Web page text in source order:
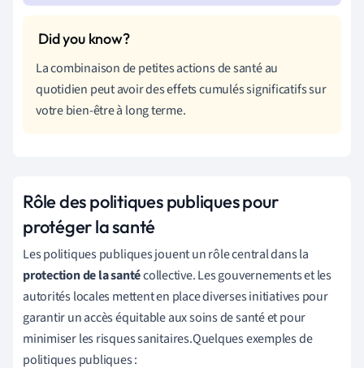
La combinaison de petites actions de santé au
quotidien peut avoir des effets cumulés significatifs sur
votre bien-être à long terme.
Rôle des politiques publiques pour
protéger la santé
Les politiques publiques jouent un rôle central dans la
protection de la santécollective. Les gouvernements et les
autorités locales mettent en place diverses initiatives pour
garantir un accès équitable aux soins de santé et pour
minimiser les risques sanitaires.Quelques exemples de
politiques publiques :